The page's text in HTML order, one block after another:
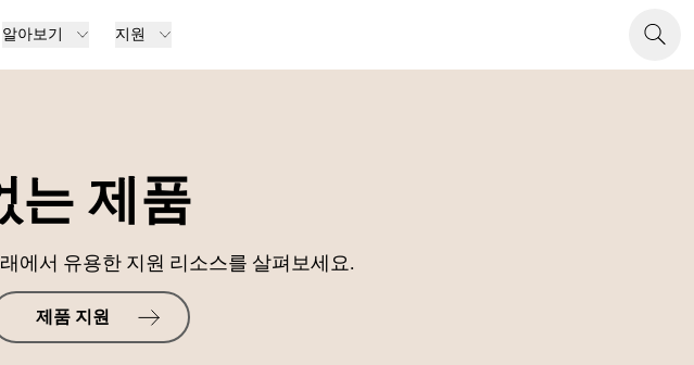
알아보기 지원
는 제품
에서 유용한 지원 리소스를 살펴보세요.
제품 지원